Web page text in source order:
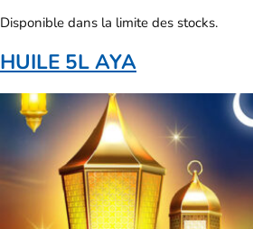
Disponible dans la limite des stocks.
HUILE 5L AYA